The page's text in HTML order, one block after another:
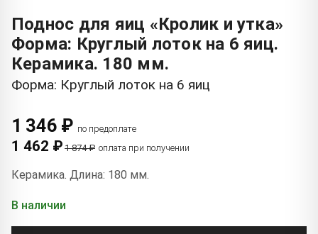
Поднос для яиц «Кролик и утка»
Форма: Круглый лоток на 6 яиц.
Керамика. 180 мм.
Форма: Круглый лоток на 6 яиц
1 346 ₽ по предоплате
1 462 ₽ 1 874 ₽ оплата при получении
Керамика. Длина: 180 мм.
В наличии